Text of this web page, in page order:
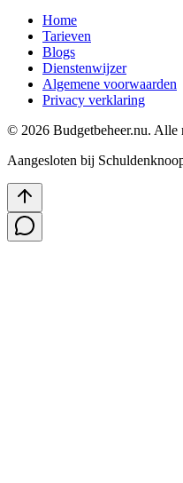
Home
Tarieven
Blogs
Dienstenwijzer
Algemene voorwaarden
Privacy verklaring
© 2026 Budgetbeheer.nu. Alle
Aangesloten bij